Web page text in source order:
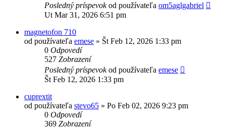
Posledný príspevokod používateľa om5aglgabriel
Ut Mar 31, 2026 6:51 pm
magnetofon 710
od používateľa emese » Št Feb 12, 2026 1:33 pm
0 Odpovedí
527 Zobrazení
Posledný príspevokod používateľa emese
Št Feb 12, 2026 1:33 pm
cuprextit
od používateľa stevo65 » Po Feb 02, 2026 9:23 pm
0 Odpovedí
369 Zobrazení